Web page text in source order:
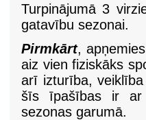
Turpinājumā 3
gatavību sezonai.
Pirmkārt,
aiz vien fiziskāks
arī izturība,
šīs īpašības ir ar
sezonas garumā.